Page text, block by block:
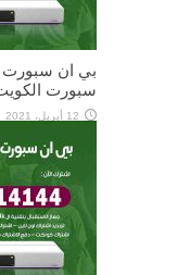
سبورت
12 أبريل، 2021